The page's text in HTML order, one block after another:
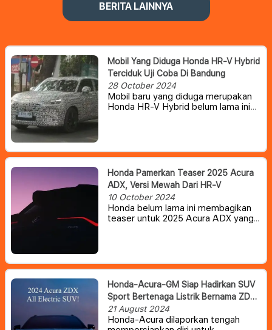
BERITA LAINNYA
Mobil Yang Diduga Honda HR-V Hybrid
Terciduk Uji Coba Di Bandung
28 October 2024
Mobil baru yang diduga merupakan
Honda HR-V Hybrid belum lama ini
Honda Pamerkan Teaser 2025 Acura
ADX, Versi Mewah Dari HR-V
10 October 2024
Honda belum lama ini membagikan
teaser untuk 2025 Acura ADX yang
bawah RDX, dan foto-foto teaser
baru menyoroti beberapa fitur
mewahnya.
Honda-Acura-GM Siap Hadirkan SUV
Sport Bertenaga Listrik Bernama ZDX
EV
21 August 2024
Honda-Acura dilaporkan tengah